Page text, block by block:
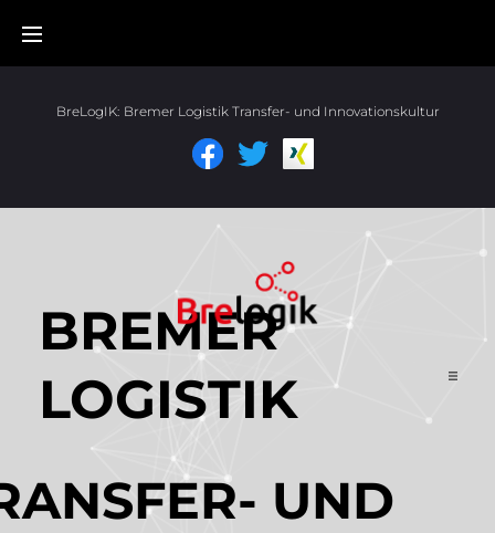
BreLogIK: Bremer Logistik Transfer- und Innovationskultur
Projektinfo
BREMER
LOGISTIK
UND